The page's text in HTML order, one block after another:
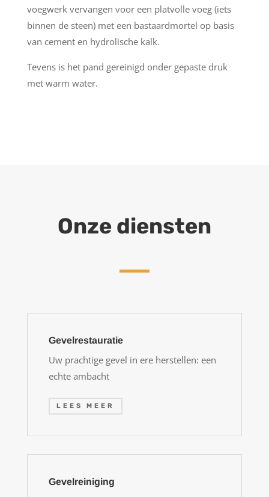
voegwerk vervangen vooreen platvolle voeg (iets
binnen de steen) met een bastaardmortel op basis
van cement en hydrolische kalk.
Tevens is het pand gereinigd onder gepaste druk
met warm water.
Onze diensten
Gevelrestauratie
Uw prachtige gevel in ere herstellen: een
echte ambacht
LEES MEER
Gevelreiniging